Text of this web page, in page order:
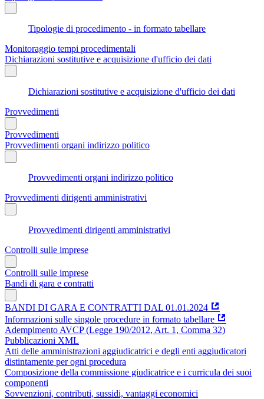
Tipologie di procedimento - in formato tabellare
Monitoraggio tempi procedimentali
Dichiarazioni sostitutive e acquisizione d'ufficio dei dati
Dichiarazioni sostitutive e acquisizione d'ufficio dei dati
Provvedimenti
Provvedimenti
Provvedimenti organi indirizzo politico
Provvedimenti organi indirizzo politico
Provvedimenti dirigenti amministrativi
Provvedimenti dirigenti amministrativi
Controlli sulle imprese
Controlli sulle imprese
Bandi di gara e contratti
BANDI DI GARA E CONTRATTI DAL 01.01.2024
Informazioni sulle singole procedure in formato tabellare
Adempimento AVCP (Legge 190/2012, Art. 1, Comma 32)
Pubblicazioni XML
Atti delle amministrazioni aggiudicatrici e degli enti aggiudicatori
distintamente per ogni procedura
Composizione della commissione giudicatrice e i curricula dei suoi
componenti
Sovvenzioni, contributi, sussidi, vantaggi economici